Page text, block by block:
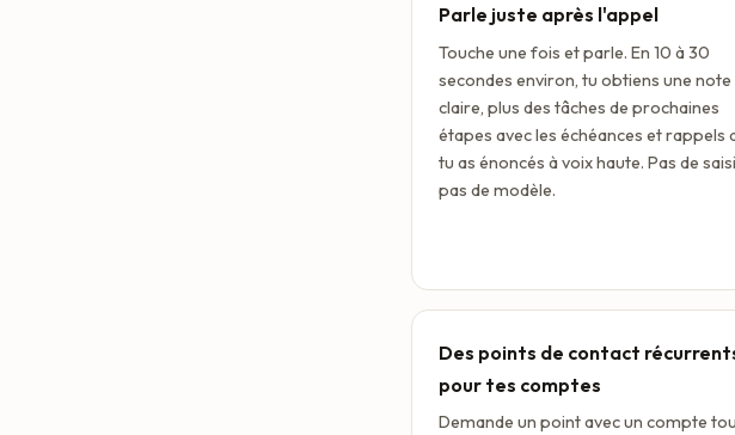
Parle juste après l'appel
Touche une fois et parle. En 10 à 30
secondes environ, tu obtiens une note
claire, plus des tâches de prochaines
étapes avec les échéances et rappels
tu as énoncés à voix haute. Pas de
pas de modèle.
Des points de contact
pour tes comptes
Demande un point avec un compte